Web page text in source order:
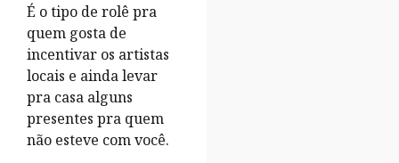
É o tipo de rolê pra
quem gosta de
incentivar os artistas
locais e ainda levar
pra casa alguns
presentes pra quem
não esteve com você.